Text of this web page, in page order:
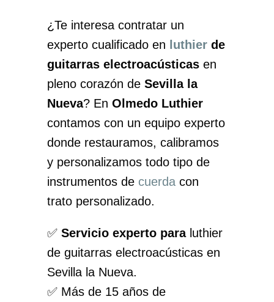
¿Te interesa contratar un
experto cualificado en
luthierde
guitarras electroacústicasen
pleno corazón de Sevilla la
Nueva? En Olmedo Luthier
contamos con un equipo experto
donde restauramos, calibramos
y personalizamos todo tipo de
instrumentos de cuerdacon
trato personalizado.
✅ Servicio experto paraluthier
de guitarras electroacústicas en
Sevilla la Nueva.
✅ Más de 15 años de